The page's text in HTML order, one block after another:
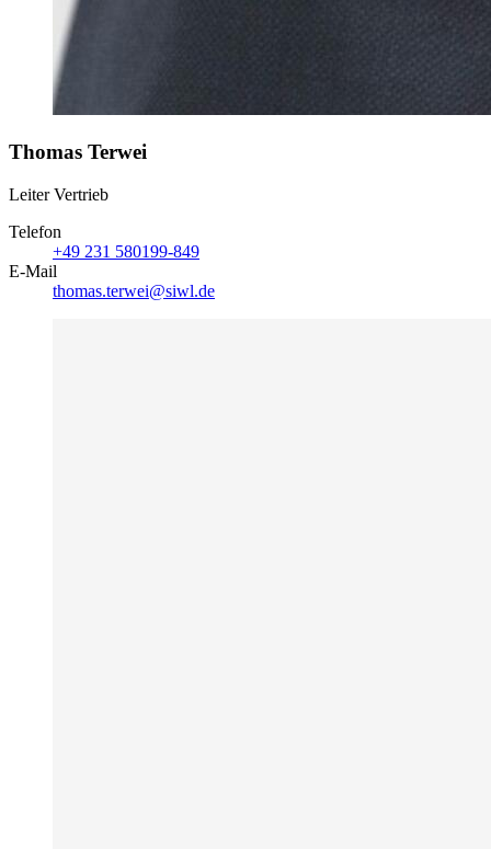
Thomas Terwei
Leiter Vertrieb
Telefon
+49 231 580199-849
E-Mail
thomas.terwei@siwl.de